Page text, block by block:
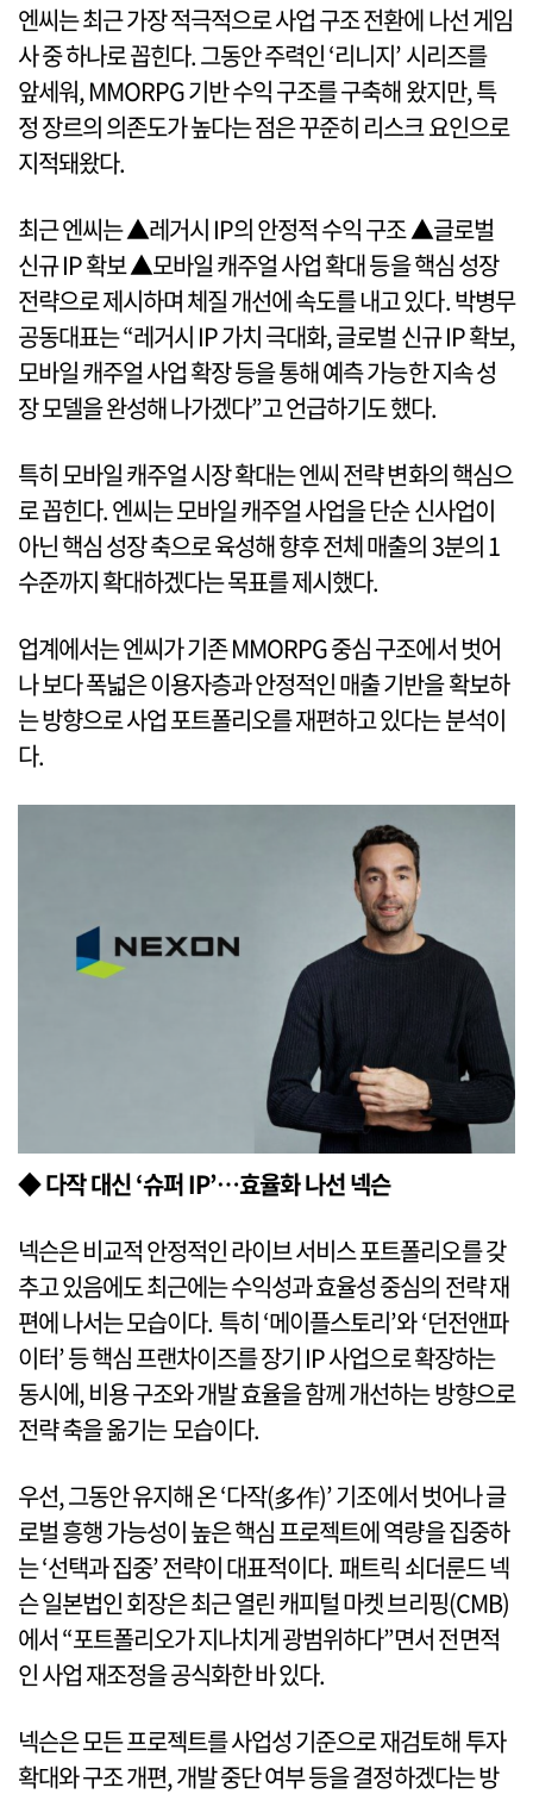
엔씨는 최근 가장 적극적으로 사업 구조 전환에 나선 게임
사 중 하나로 꼽힌다. 그동안 주력인 ‘리니지’ 시리즈를
앞세워, MMORPG 기반 수익 구조를 구축해 왔지만, 특
정 장르의 의존도가 높다는 점은 꾸준히 리스크 요인으로
지적돼왔다.
최근 엔씨는 ▲레거시 IP의 안정적 수익 구조 ▲글로벌
신규 IP 확보 ▲모바일 캐주얼 사업 확대 등을 핵심 성장
전략으로 제시하며 체질 개선에 속도를 내고 있다. 박병무
공동대표는 “레거시 IP 가치 극대화, 글로벌 신규 IP 확보,
모바일 캐주얼 사업 확장 등을 통해 예측 가능한 지속 성
장 모델을 완성해 나가겠다”고 언급하기도 했다.
특히 모바일 캐주얼 시장 확대는 엔씨 전략 변화의 핵심으
로 꼽힌다. 엔씨는 모바일 캐주얼 사업을 단순 신사업이
아닌 핵심 성장 축으로 육성해 향후 전체 매출의 3분의 1
수준까지 확대하겠다는 목표를 제시했다.
업계에서는 엔씨가 기존 MMORPG 중심 구조에서 벗어
나 보다 폭넓은 이용자층과 안정적인 매출 기반을 확보하
는 방향으로 사업 포트폴리오를 재편하고 있다는 분석이
다.
◆ 다작 대신 ‘슈퍼 IP’…효율화 나선 넥슨
넥슨은 비교적 안정적인 라이브 서비스 포트폴리오를 갖
추고 있음에도 최근에는 수익성과 효율성 중심의 전략 재
편에 나서는 모습이다. 특히 ‘메이플스토리’와 ‘던전앤파
이터’ 등 핵심 프랜차이즈를 장기 IP 사업으로 확장하는
동시에, 비용 구조와 개발 효율을 함께 개선하는 방향으로
전략 축을 옮기는 모습이다.
우선, 그동안 유지해 온 ‘다작(多作)’ 기조에서 벗어나 글
로벌 흥행 가능성이 높은 핵심 프로젝트에 역량을 집중하
는 ‘선택과 집중’ 전략이 대표적이다. 패트릭 쇠더룬드 넥
슨 일본법인 회장은 최근 열린 캐피털 마켓 브리핑(CMB)
에서 “포트폴리오가 지나치게 광범위하다”면서 전면적
인 사업 재조정을 공식화한 바 있다.
넥슨은 모든 프로젝트를 사업성 기준으로 재검토해 투자
확대와 구조 개편, 개발 중단 여부 등을 결정하겠다는 방